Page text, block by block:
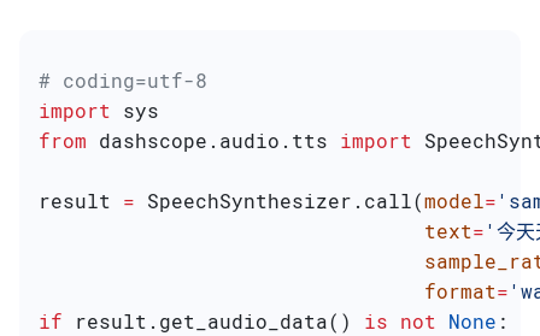
# coding=utf-8
import sys
from dashscope.audio.tts import
result = SpeechSynthesizer.call(model=
                                text
='今天
                                format
=
if result.get_audio_data() is not None :